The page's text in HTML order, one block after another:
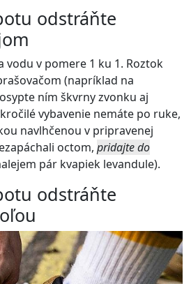
odstráňte
vodu v pomere 1 ku 1. Roztok
(napríklad na
ním škvrny zvonku aj
vybavenie nemáte po ruke,
navlhčenou v pripravenej
octom, pridajte do
pár kvapiek levandule).
odstráňte